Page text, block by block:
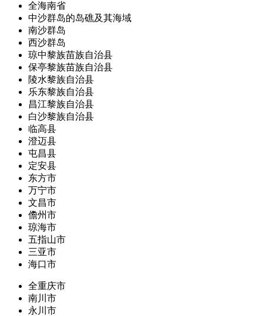
全海南省
中沙群岛的岛礁及其海域
南沙群岛
西沙群岛
琼中黎族苗族自治县
保亭黎族苗族自治县
陵水黎族自治县
乐东黎族自治县
昌江黎族自治县
白沙黎族自治县
临高县
澄迈县
屯昌县
定安县
东方市
万宁市
文昌市
儋州市
琼海市
五指山市
三亚市
海口市
全重庆市
南川市
永川市